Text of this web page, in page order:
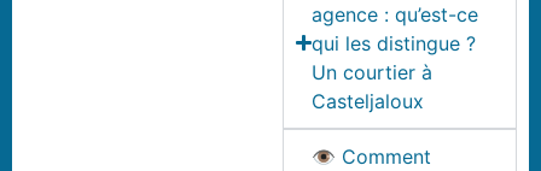
agence : qu’est-ce
qui les distingue ?
Un courtier à
Casteljaloux
👁️ Comment